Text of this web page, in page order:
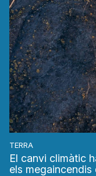
TERRA
El canvi climàtic
els